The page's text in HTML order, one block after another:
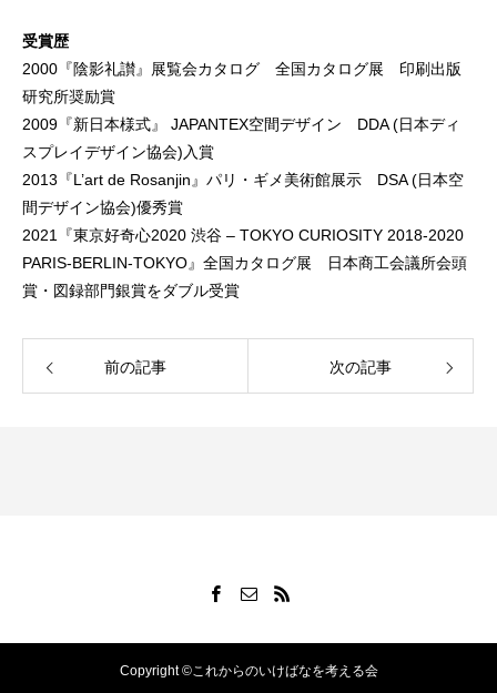
受賞歴
2000『陰影礼讃』展覧会カタログ 全国カタログ展 印刷出版
研究所奨励賞
2009『新日本様式』 JAPANTEX空間デザイン DDA (日本ディ
スプレイデザイン協会)入賞
2013『L’art de Rosanjin』パリ・ギメ美術館展示 DSA (日本空
間デザイン協会)優秀賞
2021『東京好奇心2020 渋谷 – TOKYO CURIOSITY 2018-2020
PARIS-BERLIN-TOKYO』全国カタログ展 日本商工会議所会頭
賞・図録部門銀賞をダブル受賞
前の記事 次の記事
Copyright ©これからのいけばなを考える会